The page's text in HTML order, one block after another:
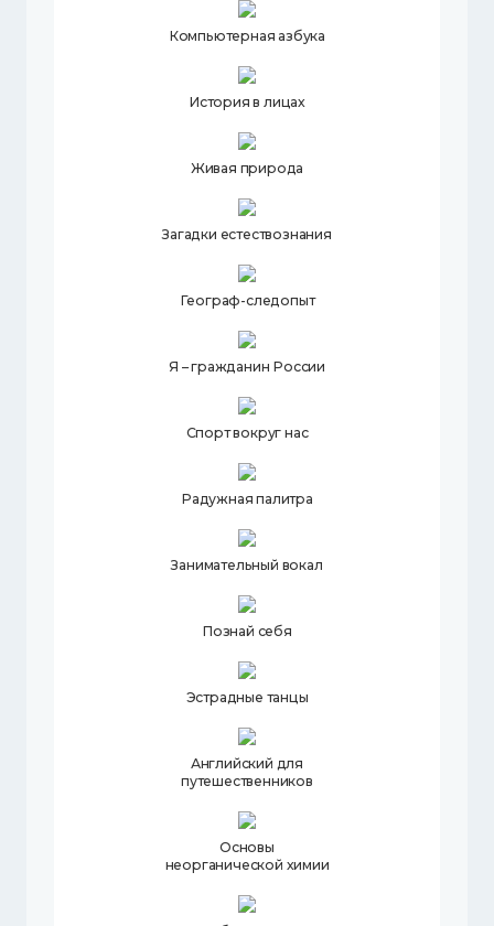
Компьютерная азбука
История в лицах
Живая природа
Загадки естествознания
Географ-следопыт
Я – гражданин России
Спорт вокруг нас
Радужная палитра
Занимательный вокал
Познай себя
Эстрадные танцы
Английский для
путешественников
Основы
неорганической химии